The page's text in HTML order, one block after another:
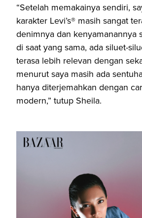
“Setelah memakainya sendiri,
karakter Levi’s® masih sangat
denimnya dan kenyamanannya
di saat yang sama, ada siluet-
terasa lebih relevan dengan
menurut saya masih ada
hanya diterjemahkan dengan
modern,” tutup Sheila.